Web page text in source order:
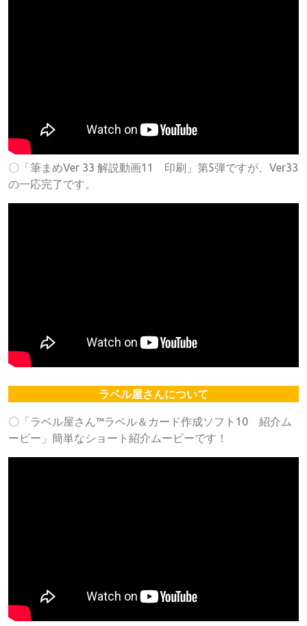
〇「筆まめVer 33 解説動画11 印刷」第5弾ですが、Ver33
の一応完了です。
ラベル屋さんについて
〇「ラベル屋さん™ラベル＆カード作成ソフト10 紹介ム
ービー」簡単なショート紹介ムービーです！